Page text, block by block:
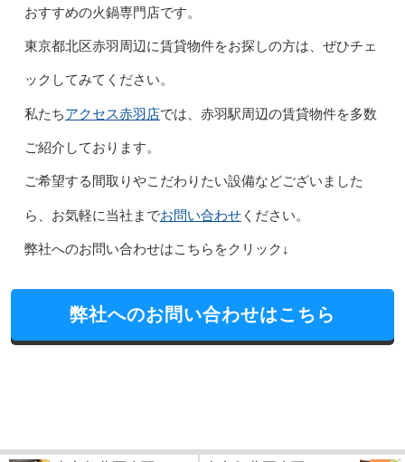
おすすめの火鍋専門店です。
東京都北区赤羽周辺に賃貸物件をお探しの方は、ぜひチェ
ックしてみてください。
私たちアクセス赤羽店では、赤羽駅周辺の賃貸物件を多数
ご紹介しております。
ご希望する間取りやこだわりたい設備などございました
ら、お気軽に当社までお問い合わせください。
弊社へのお問い合わせはこちらをクリック↓
弊社へのお問い合わせはこちら